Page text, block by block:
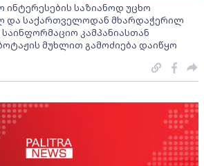
ინტერესების საზიანოდ უცხო
და საქართველოდან მხარდაჭერილ
კამპანიასთან
მუხლით გამოძიება დაიწყო